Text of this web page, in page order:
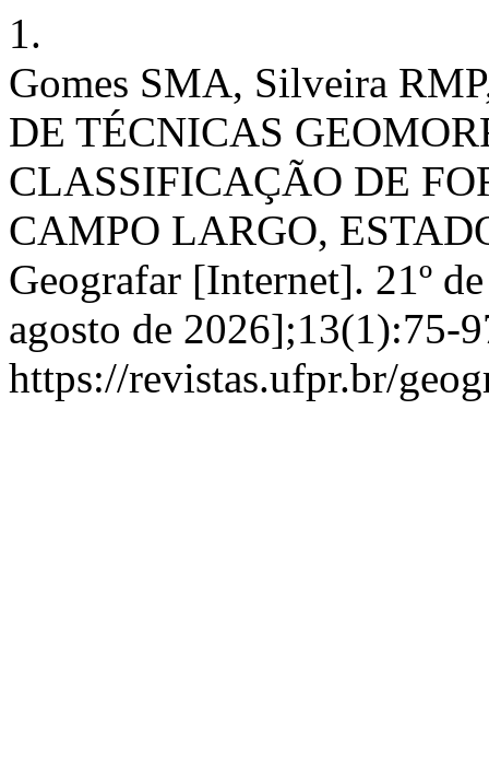
1.
Gomes SMA, Silveira
DE TÉCNICAS
CLASSIFICAÇÃO DE
CAMPO LARGO,
Geografar [Internet]. 21º
agosto de 2026];13(1):75-
https://revistas.ufpr.br/